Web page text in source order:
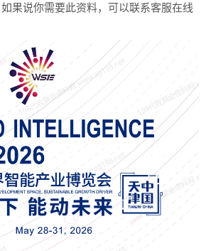
果说你需要此资料，可以联系客服在线